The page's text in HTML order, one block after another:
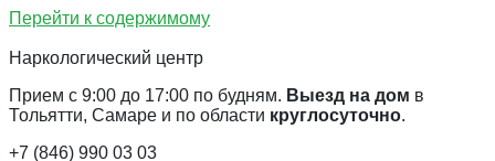
Перейти к содержимому
Наркологический центр
Прием с 9:00 до 17:00 по будням. Выезд на дом в
Тольятти, Самаре и по области круглосуточно.
+7 (846) 990 03 03